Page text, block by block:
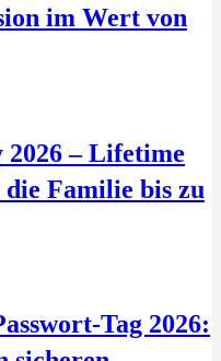
im Wert von
– Lifetime
Familie bis zu
Tag 2026: